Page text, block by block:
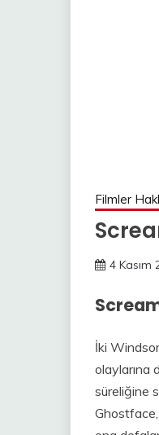
Filmler
4 Kasım
İki
olaylarına
süreliğine
Ghostface,